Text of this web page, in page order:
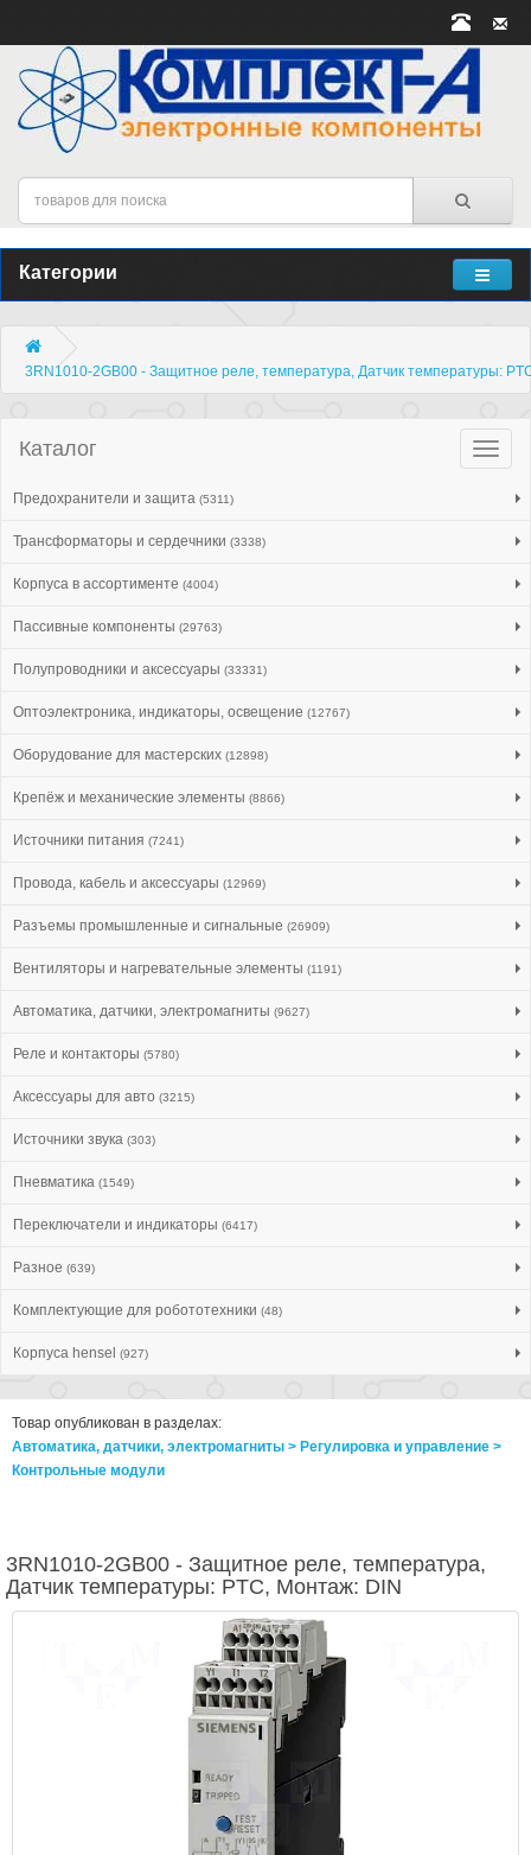
Категории
3RN1010-2GB00 - Защитное реле, температура, Датчик температуры:
Каталог
Предохранители и защита (5311)
Трансформаторы и сердечники (3338)
Корпуса в ассортименте (4004)
Пассивные компоненты (29763)
Полупроводники и аксессуары (33331)
Оптоэлектроника, индикаторы, освещение (12767)
Оборудование для мастерских (12898)
Крепёж и механические элементы (8866)
Источники питания (7241)
Провода, кабель и аксессуары (12969)
Разъемы промышленные и сигнальные (26909)
Вентиляторы и нагревательные элементы (1191)
Автоматика, датчики, электромагниты (9627)
Реле и контакторы (5780)
Аксессуары для авто (3215)
Источники звука (303)
Пневматика (1549)
Переключатели и индикаторы (6417)
Разное (639)
Комплектующие для робототехники (48)
Корпуса hensel (927)
Товар опубликован в разделах:
Автоматика, датчики, электромагниты > Регулировка и управление >
Контрольные модули
3RN1010-2GB00 - Защитное реле, температура,
Датчик температуры: PTC, Монтаж: DIN